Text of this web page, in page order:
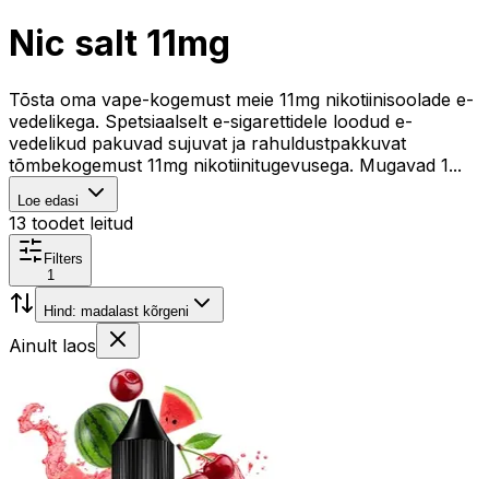
Nic salt 11mg
Tõsta oma vape-kogemust meie 11mg nikotiinisoolade e-
vedelikega. Spetsiaalselt e-sigarettidele loodud e-
vedelikud pakuvad sujuvat ja rahuldustpakkuvat
tõmbekogemust 11mg nikotiinitugevusega. Mugavad 1...
Loe edasi
13 toodet leitud
Filters
1
Hind: madalast kõrgeni
Ainult laos